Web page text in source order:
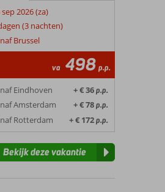
sep 2026 (za)
(3 nachten)
Brussel
va 498 p.p.
Eindhoven + € 36p.p.
Amsterdam + € 78p.p.
Rotterdam + € 172p.p.
Bekijk deze vakantie